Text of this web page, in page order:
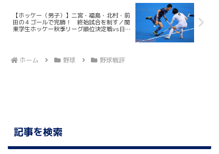
【ホッケー（男子）】二宮・福島・北村・前
田の４ゴールで完勝！ 終始試合を制す／関
東学生ホッケー秋季リーグ順位決定戦vs日体
ホーム 野球 野球戦評
記事を検索